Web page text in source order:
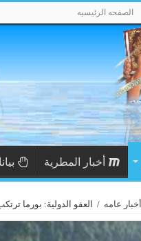
الصفحه الرئيسيه
أخبار المطرية
أخبار عامه / العفو الدولية: بورما